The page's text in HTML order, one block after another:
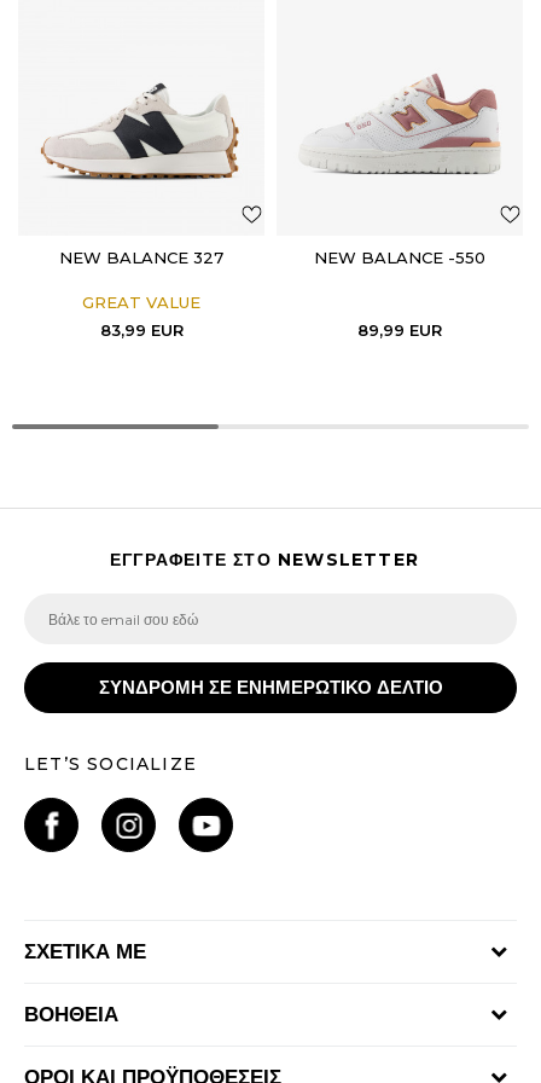
NEW BALANCE 327
GREAT VALUE
83,99 EUR
NEW BALANCE -550
89,99 EUR
ΕΓΓΡΑΦΕΙΤΕ ΣΤΟ NEWSLETTER
ΣΥΝΔΡΟΜΗ ΣΕ ΕΝΗΜΕΡΩΤΙΚΟ ΔΕΛΤΙΟ
LET’S SOCIALIZE
ΣΧΕΤΙΚΑ ΜΕ
Καταστήματα
ΒΟΗΘΕΙΑ
ΟΡΟΙ ΚΑΙ ΠΡΟΫΠΟΘΕΣΕΙΣ